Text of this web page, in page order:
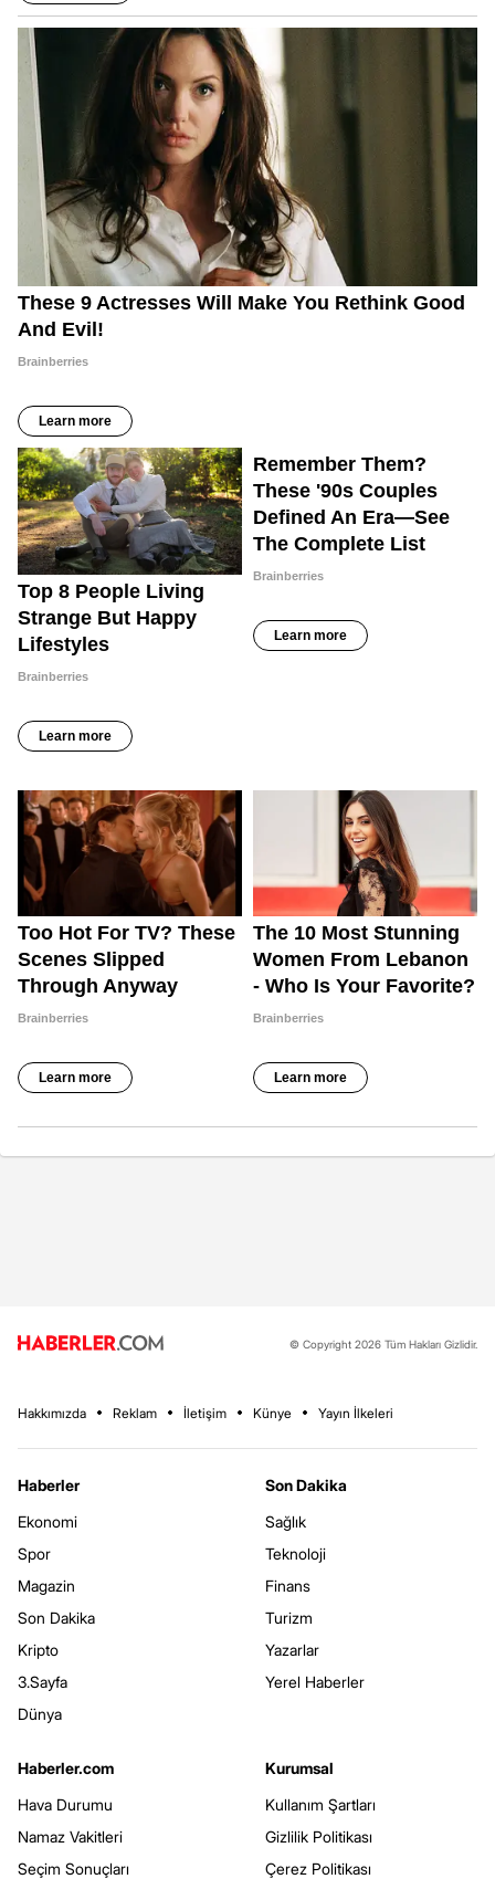
© Copyright 2026 Tüm Hakları Gizlidir.
Hakkımızda Reklam İletişim Künye Yayın İlkeleri
Haberler
Ekonomi
Spor
Magazin
Son Dakika
Kripto
3.Sayfa
Dünya
Son Dakika
Sağlık
Teknoloji
Finans
Turizm
Yazarlar
Yerel Haberler
Haberler.com
Hava Durumu
Namaz Vakitleri
Seçim Sonuçları
Kurumsal
Kullanım Şartları
Gizlilik Politikası
Çerez Politikası